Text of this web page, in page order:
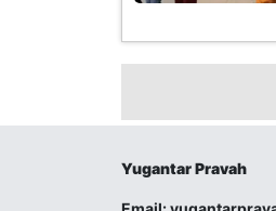
Yugantar Pravah